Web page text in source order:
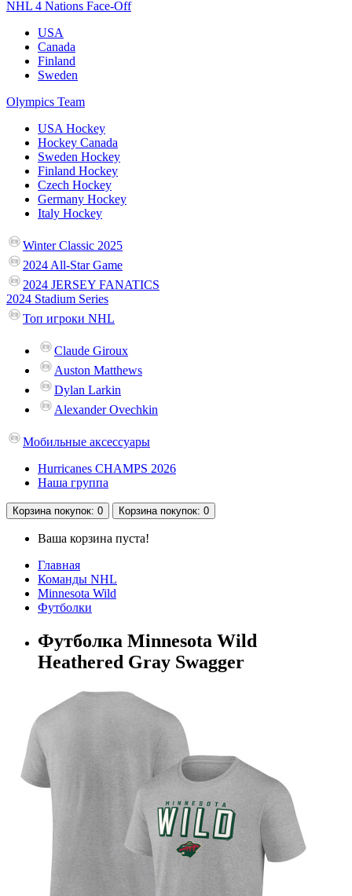
NHL 4 Nations Face-Off
USA
Canada
Finland
Sweden
Olympics Team
USA Hockey
Hockey Canada
Sweden Hockey
Finland Hockey
Czech Hockey
Germany Hockey
Italy Hockey
Winter Classic 2025
2024 All-Star Game
2024 JERSEY FANATICS
2024 Stadium Series
Топ игроки NHL
Claude Giroux
Auston Matthews
Dylan Larkin
Alexander Ovechkin
Мобильные аксессуары
Hurricanes CHAMPS 2026
Наша группа
Корзина покупок: 0 Корзина покупок: 0
Ваша корзина пуста!
Главная
Команды NHL
Minnesota Wild
Футболки
Футболка Minnesota Wild
Heathered Gray Swagger